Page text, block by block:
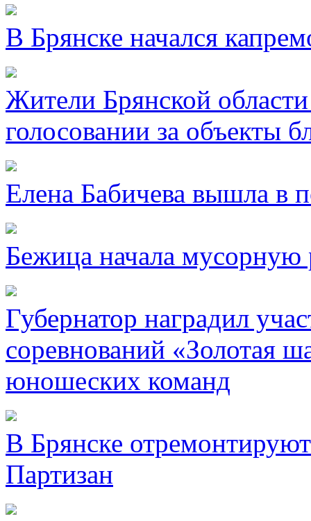
В Брянске начался
Жители Брянской
голосовании за объекты
Елена Бабичева вышла в
Бежица начала мусорную
Губернатор наградил
соревнований «Золотая
юношеских команд
В Брянске
Партизан